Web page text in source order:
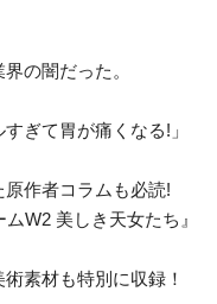
の闇だった。
ぎて胃が痛くなる!」
作者コラムも必読!
W2 美しき天女たち』
素材も特別に収録！